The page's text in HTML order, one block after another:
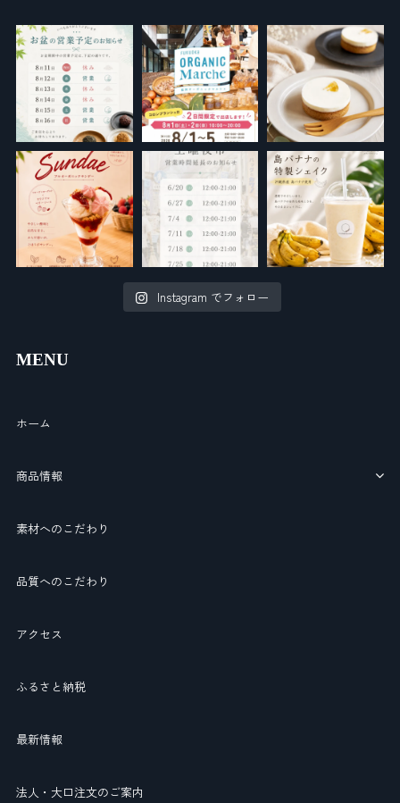
Instagram でフォロー
MENU
ホーム
商品情報
素材へのこだわり
品質へのこだわり
アクセス
ふるさと納税
最新情報
法人・大口注文のご案内